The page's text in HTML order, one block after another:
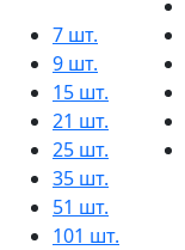
7 шт.
9 шт.
15 шт.
21 шт.
25 шт.
35 шт.
51 шт.
101 шт.